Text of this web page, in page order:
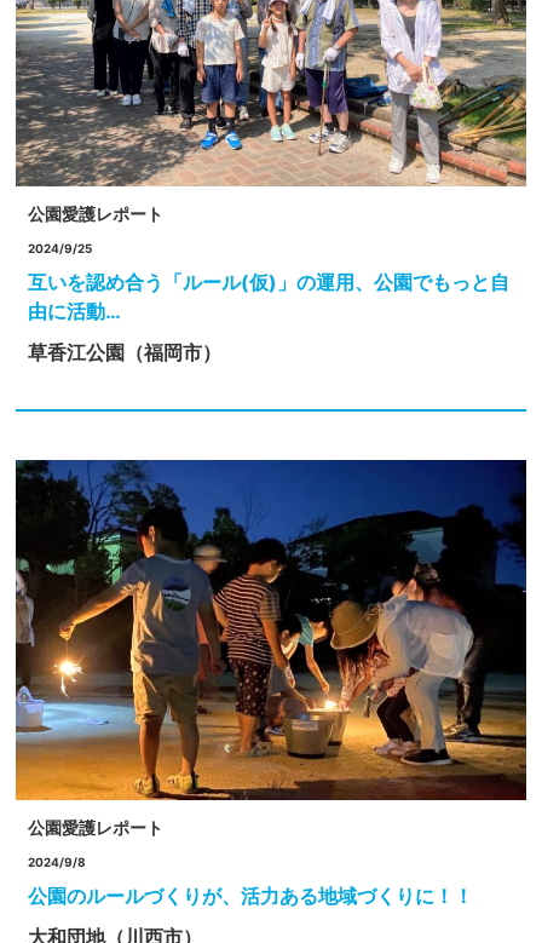
公園愛護レポート
2024/9/25
互いを認め合う「ルール(仮)」の運用、公園でもっと自
由に活動…
草香江公園（福岡市）
公園愛護レポート
2024/9/8
公園のルールづくりが、活力ある地域づくりに！！
大和団地（川西市）